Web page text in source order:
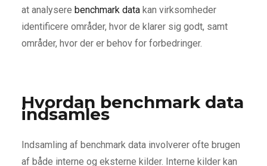
at analysere benchmark datakan virksomheder
identificere områder, hvor de klarer sig godt, samt
områder, hvor der er behov for forbedringer.
Hvordan benchmark data
indsamles
Indsamling af benchmark data involverer ofte brugen
af både interne og eksterne kilder. Interne kilder kan